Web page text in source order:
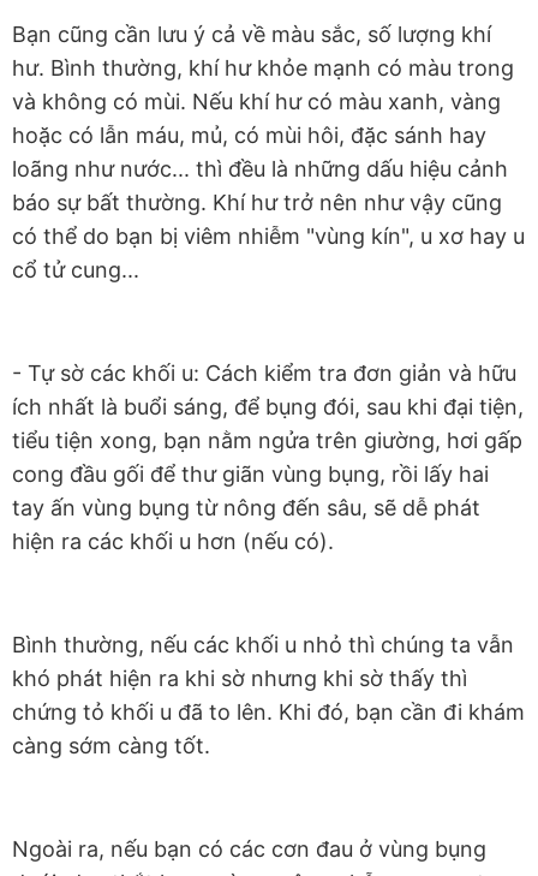
Bạn cũng cần lưu ý cả về màu sắc, số lượng khí
hư. Bình thường, khí hư khỏe mạnh có màu trong
và không có mùi. Nếu khí hư có màu xanh, vàng
hoặc có lẫn máu, mủ, có mùi hôi, đặc sánh hay
loãng như nước... thì đều là những dấu hiệu cảnh
báo sự bất thường. Khí hư trở nên như vậy cũng
có thể do bạn bị viêm nhiễm "vùng kín", u xơ hay u
cổ tử cung...
- Tự sờ các khối u: Cách kiểm tra đơn giản và hữu
ích nhất là buổi sáng, để bụng đói, sau khi đại tiện,
tiểu tiện xong, bạn nằm ngửa trên giường, hơi gấp
cong đầu gối để thư giãn vùng bụng, rồi lấy hai
tay ấn vùng bụng từ nông đến sâu, sẽ dễ phát
hiện ra các khối u hơn (nếu có).
Bình thường, nếu các khối u nhỏ thì chúng ta vẫn
khó phát hiện ra khi sờ nhưng khi sờ thấy thì
chứng tỏ khối u đã to lên. Khi đó, bạn cần đi khám
càng sớm càng tốt.
Ngoài ra, nếu bạn có các cơn đau ở vùng bụng